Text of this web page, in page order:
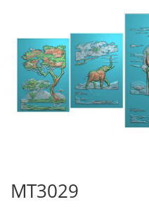
MT3029